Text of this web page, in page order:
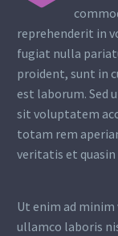
reprehenderit in
fugiat nulla
proident, sunt in
est laborum. Sed
sit voluptatem
totam rem
veritatis et quasin
Ut enim ad
ullamco laboris